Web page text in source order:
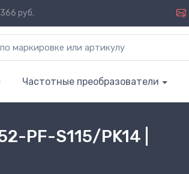
руб.
Частотные преобразователи
PF-S115/PK14 |